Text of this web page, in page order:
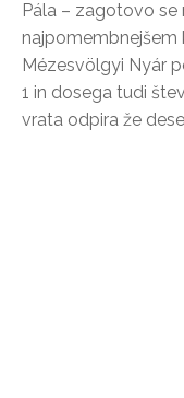
Pála – zagotovo
najpomembnejšem
Mézesvölgyi Nyár
1 in dosega tudi
vrata odpira že